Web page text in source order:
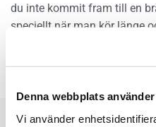
Denna webbplats
Vi använder
du inte kommit fram till en
speciellt när man kör länge
dig när du har fått stopp
Ring vår lokala